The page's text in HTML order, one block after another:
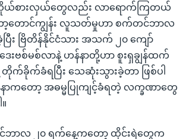
ယ်စားလှယ်တွေလည်း လာရောက်ကြတယ်
တောင်ကျွန်း လူသတ်မှုဟာ စက်တင်ဘာလ
ပြီး ဗြိတိန်နိုင်ငံသား အသက် ၂၀ ကျော်
ေးဗစ်မစ်လာနဲ့ ဟန်နာတို့ဟာ စူးရှချွန်ထက်
ခိုက်ခံရပြီး သေဆုံးသွားခဲ့တာ ဖြစ်ပါ
ာကတော့ အဓမ္မပြုကျင့်ခံရတဲ့ လက္ခဏာတွေ
င်ဘာလ ၂၀ ရက်နေ့ကတော့ ထိုင်းရဲတွေက